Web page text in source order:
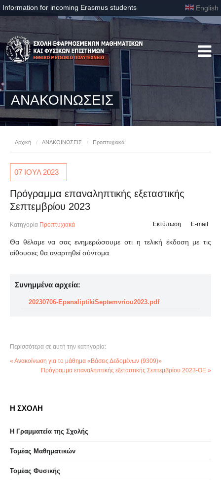
Information for incoming Erasmus students English
ΑΝΑΚΟΙΝΩΣΕΙΣ
Αρχική / ΑΝΑΚΟΙΝΩΣΕΙΣ / Προπτυχιακά
07 ΙΟΥΛ 2023
Πρόγραμμα επαναληπτικής εξεταστικής
Σεπτεμβρίου 2023
Κατηγορία Προπτυχιακά E-mail
Εκτύπωση
Θα θέλαμε να σας ενημερώσουμε οτι η τελική έκδοση με τις
αίθουσες θα αναρτηθεί σύντομα.
Συνημμένα αρχεία:
20230706-EpanaliptikiSeptemvriou2023.pdf
Περισσότερα σε αυτή την κατηγορία:
« Ανακοίνωση για το μάθημα «Βάσεις Δεδομένων (9309)»
Πρόγραμμα επαναληπτικής εξεταστικής Σεπτεμβρίου 2023-ΟΕ »
Η ΣΧΟΛΗ
Η Γραμματεία της Σχολής
Τομέας Μαθηματικών
Τομέας Φυσικής